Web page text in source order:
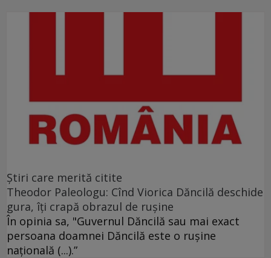
Ştiri care merită citite
Theodor Paleologu: Cînd Viorica Dăncilă deschide
gura, îţi crapă obrazul de ruşine
În opinia sa, "Guvernul Dăncilă sau mai exact
persoana doamnei Dăncilă este o ruşine
naţională (...).”